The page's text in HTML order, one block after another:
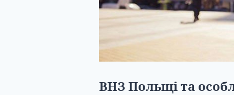
ВНЗ Польщі та